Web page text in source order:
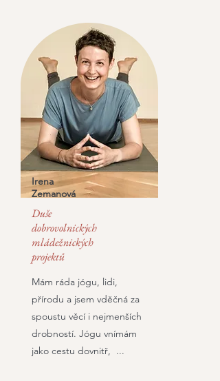
Irena
Zemanová
Duše
dobrovolnických
mládežnických
projektů
Mám ráda jógu, lidi,
přírodu a jsem vděčná za
spoustu věcí i nejmenších
drobností. Jógu vnímám
jako cestu dovnitř, ...